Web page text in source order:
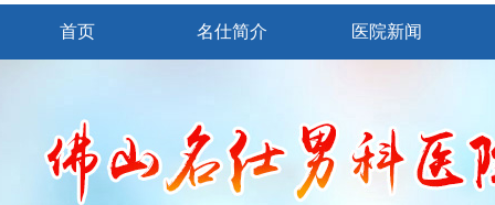
首页 名仕简介 医院新闻